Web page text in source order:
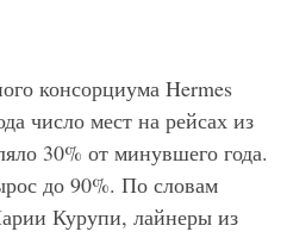
консорциума Hermes
число мест на рейсах из
30% от минувшего года.
до 90%. По словам
Курупи, лайнеры из